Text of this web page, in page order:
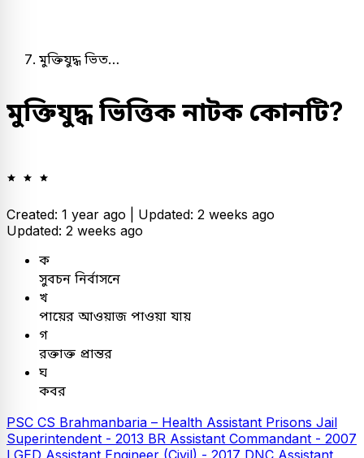
মুক্তিযুদ্ধ ভিত…
মুক্তিযুদ্ধ ভিত্তিক নাটক কোনটি?
Created: 1 year ago | Updated: 2 weeks ago
Updated: 2 weeks ago
ক
সুবচন নির্বাসনে
খ
পায়ের আওয়াজ পাওয়া যায়
গ
রক্তাক্ত প্রান্তর
ঘ
কবর
PSC CS Brahmanbaria – Health Assistant Prisons Jail
Superintendent - 2013 BR Assistant Commandant - 2007